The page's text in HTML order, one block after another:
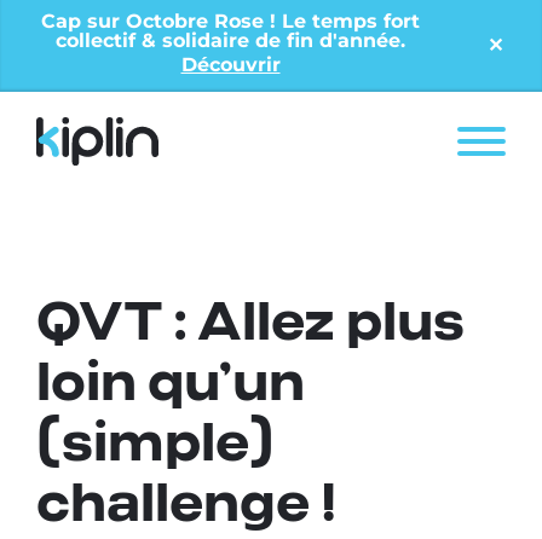
Cap sur Octobre Rose ! Le temps fort
collectif & solidaire de fin d'année.
Découvrir
✕︎
Nos solutions
Nos ressources
À propos
Contact
QVT : Allez plus
loin qu’un
(simple)
challenge !